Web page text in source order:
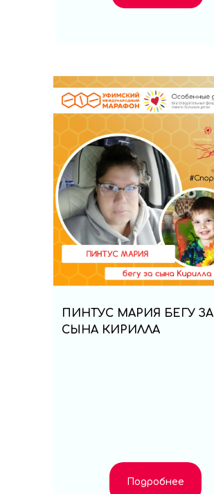
Подробнее
ПИНТУС МАРИЯ БЕГУ ЗА
СЫНА КИРИЛЛА